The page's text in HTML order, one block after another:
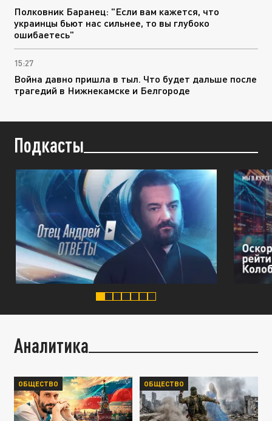
Полковник Баранец: "Если вам кажется, что
украинцы бьют нас сильнее, то вы глубоко
ошибаетесь"
15:27
Война давно пришла в тыл. Что будет дальше после
трагедий в Нижнекамске и Белгороде
Подкасты
Аналитика
ОБЩЕСТВО ОБЩЕСТВО